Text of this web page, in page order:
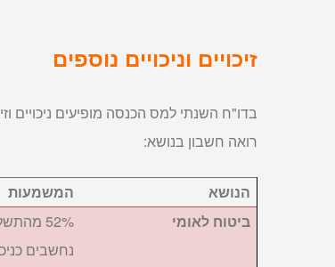
זיכויים וניכויים נוספים
בדו"ח השנתי למס הכנסה מופיעים ניכויים
רואה חשבון בנושא:
הנושא המשמעות
ביטוח לאומי
52%
נחשבים